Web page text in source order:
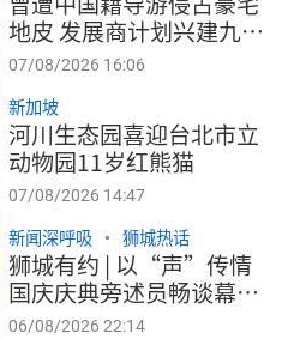
地皮 发展商计划兴建九栋
洋房售价700万元起跳
07/08/2026 16:06
河川生态园喜迎台北市立
动物园11岁红熊猫
新加坡
07/08/2026 14:47
狮城有约 | 以“声”传情
国庆庆典旁述员畅谈幕后
工作
新闻深呼吸 狮城热话
06/08/2026 22:14